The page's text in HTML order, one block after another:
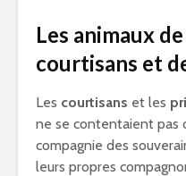
Les animaux
courtisans et
Les courtisans et les
ne se contentaient pas
compagnie des
leurs propres